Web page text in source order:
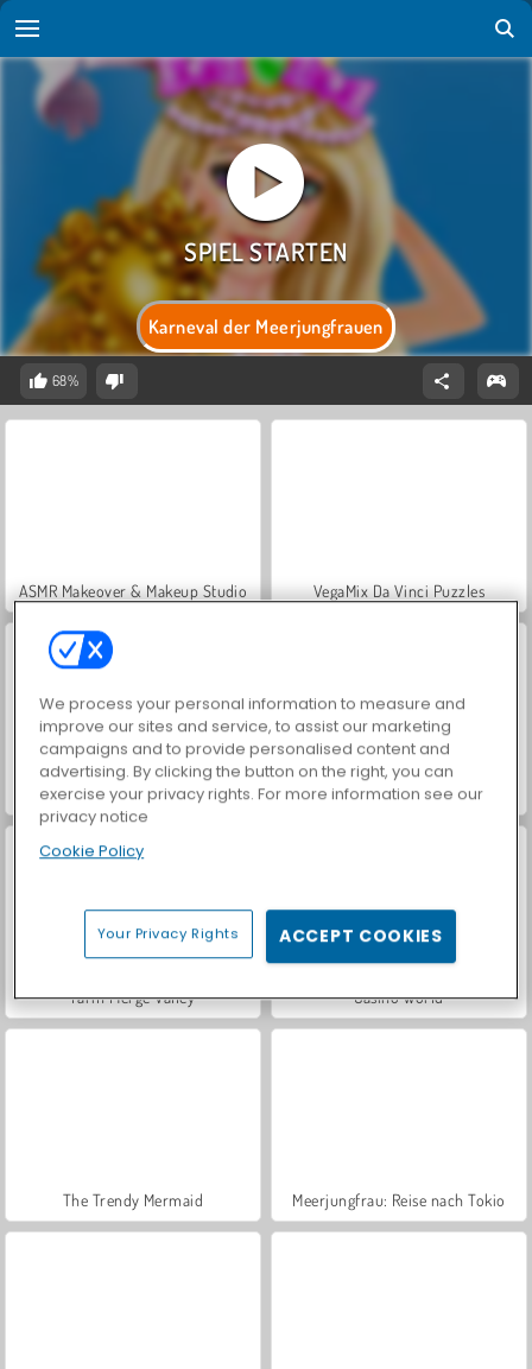
Karneval der Meerjungfrauen
68%
ASMR Makeover & Makeup Studio VegaMix Da Vinci Puzzles
Hidden Object: Street of Secrets World War 2 Shooter
Farm Merge Valley Casino World
The Trendy Mermaid Meerjungfrau: Reise nach Tokio
We process your personal information to measure and
improve our sites and service, to assist our marketing
campaigns and to provide personalised content and
advertising. By clicking the button on the right, you can
exercise your privacy rights. For more information see our
privacy notice
Cookie Policy
Your Privacy Rights ACCEPT COOKIES